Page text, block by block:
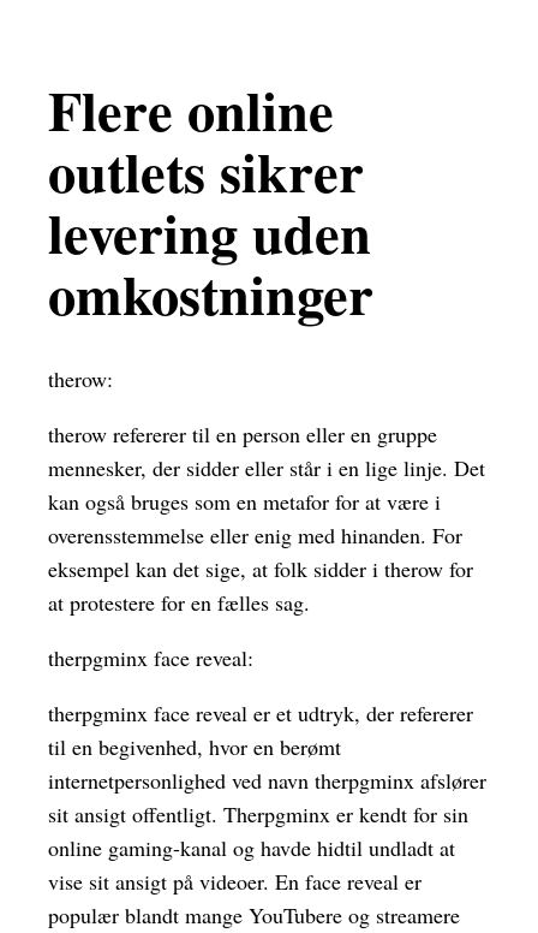
Flere online
outlets sikrer
levering uden
omkostninger
therow:
therow refererer til en person eller en gruppe
mennesker, der sidder eller står i en lige linje. Det
kan også bruges som en metafor for at være i
overensstemmelse eller enig med hinanden. For
eksempel kan det sige, at folk sidder i therow for
at protestere for en fælles sag.
therpgminx face reveal:
therpgminx face reveal er et udtryk, der refererer
til en begivenhed, hvor en berømt
internetpersonlighed ved navn therpgminx afslører
sit ansigt offentligt. Therpgminx er kendt for sin
online gaming-kanal og havde hidtil undladt at
vise sit ansigt på videoer. En face reveal er
populær blandt mange YouTubere og streamere